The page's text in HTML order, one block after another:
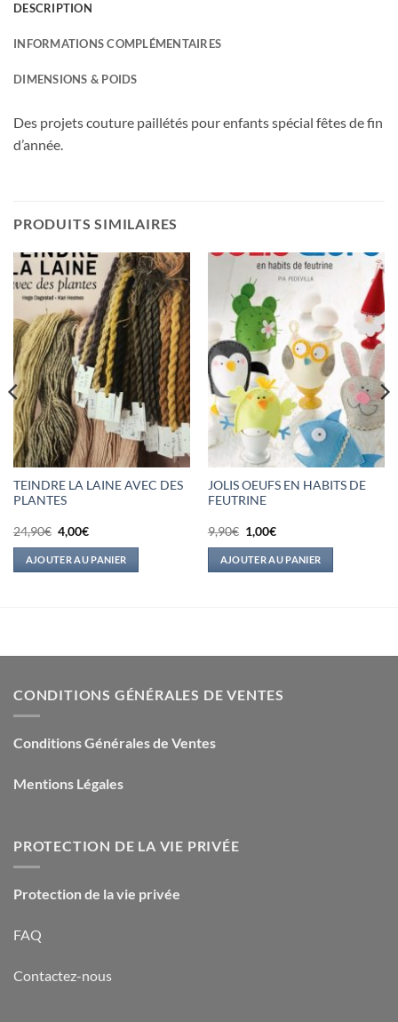
DESCRIPTION
INFORMATIONS COMPLÉMENTAIRES
DIMENSIONS & POIDS
Des projets couture paillétés pour enfants spécial fêtes de fin
d’année.
PRODUITS SIMILAIRES
TEINDRE LA LAINE AVEC DES
PLANTES
24,90€ Le
prix
initial
était :
24,90€.
4,00€Le
actuel
est :
4,00€.
AJOUTER AU PANIER
JOLIS OEUFS EN HABITS DE
FEUTRINE
9,90€ Le
prix
initial
était :
9,90€.
1,00€Le
actuel
est :
1,00€.
AJOUTER AU PANIER
CONDITIONS GÉNÉRALES DE VENTES
Conditions Générales de Ventes
Mentions Légales
PROTECTION DE LA VIE PRIVÉE
Protection de la vie privée
FAQ
Contactez-nous